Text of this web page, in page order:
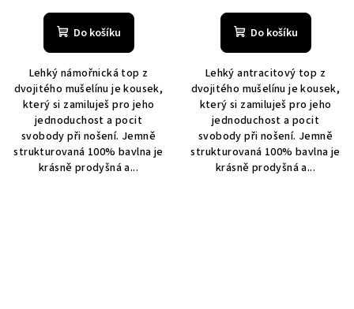
Do košíku
Lehký námořnická top z
dvojitého mušelínu je kousek,
který si zamiluješ pro jeho
jednoduchost a pocit
svobody při nošení. Jemně
strukturovaná 100% bavlna je
krásně prodyšná a...
Do košíku
Lehký antracitový top z
dvojitého mušelínu je kousek,
který si zamiluješ pro jeho
jednoduchost a pocit
svobody při nošení. Jemně
strukturovaná 100% bavlna je
krásně prodyšná a...